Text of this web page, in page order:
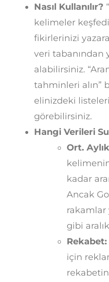
Nasıl Kullanılır?
kelimeler
fikirlerinizi
veri tabanından
alabilirsiniz.
tahminleri alın”
elinizdeki
görebilirsiniz.
Hangi Verileri
Ort.
kadar
Ancak
rakamlar
gibi
Rekabet:
için